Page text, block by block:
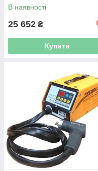
В наявності
25 652 ₴
Купити